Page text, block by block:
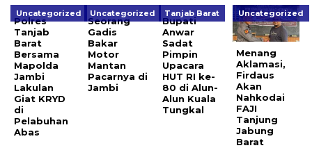
Uncategorized
Polres
Tanjab
Barat
Bersama
Mapolda
Jambi
Lakulan
Giat KRYD
di
Pelabuhan
Abas
Uncategorized
Seorang
Gadis
Bakar
Motor
Mantan
Pacarnya di
Jambi
Tanjab Barat
Bupati
Anwar
Sadat
Pimpin
Upacara
HUT RI ke-
80 di Alun-
Alun Kuala
Tungkal
Uncategorized
Menang
Aklamasi,
Firdaus
Akan
Nahkodai
FAJI
Tanjung
Jabung
Barat